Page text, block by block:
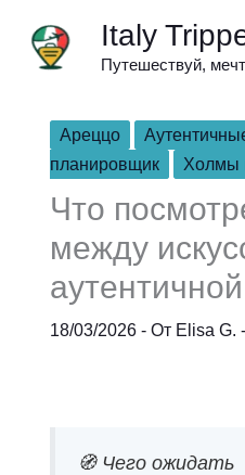
содержимому
Italy
Путешествуй,
Ареццо
планировщик
Холмы
Что
между
18/03/2026 - От Elisa G. -
🧭 Чего ожидать